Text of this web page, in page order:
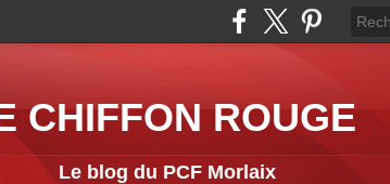
CHIFFON ROUGE
Le blog du PCF Morlaix